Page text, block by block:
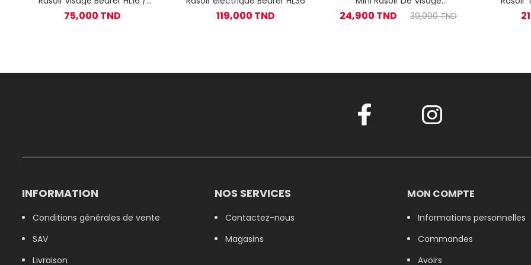
Blanc
75,000 TND 119,000 TND Westinghouse WH1113 - Rose
24,900 TND 39,900 TND
INFORMATION
Conditions générales de vente
SAV
Livraison
NOS SERVICES
Contactez-nous
Magasins
MON COMPTE
Informations personnelles
Commandes
Avoirs